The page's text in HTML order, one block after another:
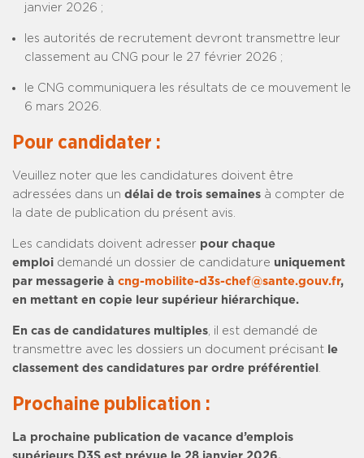
janvier 2026 ;
les autorités de recrutement devront transmettre leur
classement au CNG pour le 27 février 2026 ;
le CNG communiquera les résultats de ce mouvement le
6 mars 2026.
Pour candidater :
Veuillez noter que les candidatures doivent être
adressées dans un délai de trois semaines à compter de
la date de publication du présent avis.
Les candidats doivent adresser pour chaque
emploi demandé un dossier de candidature uniquement
par messagerie à cng-mobilite-d3s-chef@sante.gouv.fr,
en mettant en copie leur supérieur hiérarchique.
En cas de candidatures multiples , il est demandé de
transmettre avec les dossiers un document précisant le
classement des candidatures par ordre préférentiel
Prochaine publication :
La prochaine publication de vacance d’emplois